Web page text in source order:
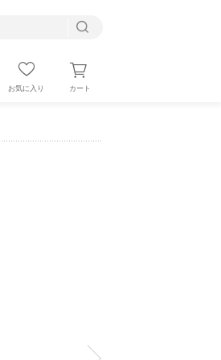
お気に入り カート